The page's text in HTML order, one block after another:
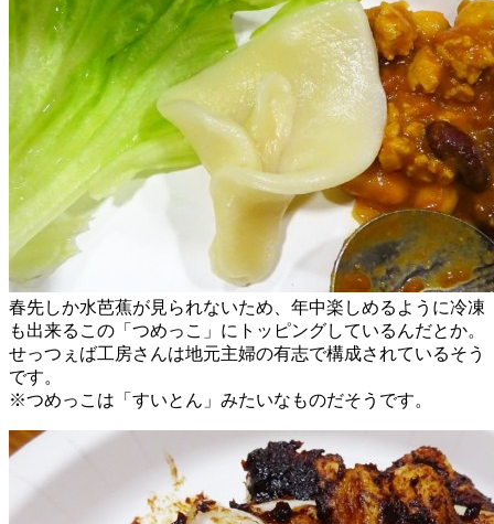
春先しか水芭蕉が見られないため、年中楽しめるように冷凍
も出来るこの「つめっこ」にトッピングしているんだとか。
せっつぇば工房さんは地元主婦の有志で構成されているそう
です。
※つめっこは「すいとん」みたいなものだそうです。